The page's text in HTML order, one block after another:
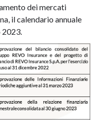
dei mercati
il calendario annuale
2023.